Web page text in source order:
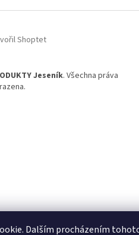
Dalším procházením
Shoptet
Jeseník. Všechna práva